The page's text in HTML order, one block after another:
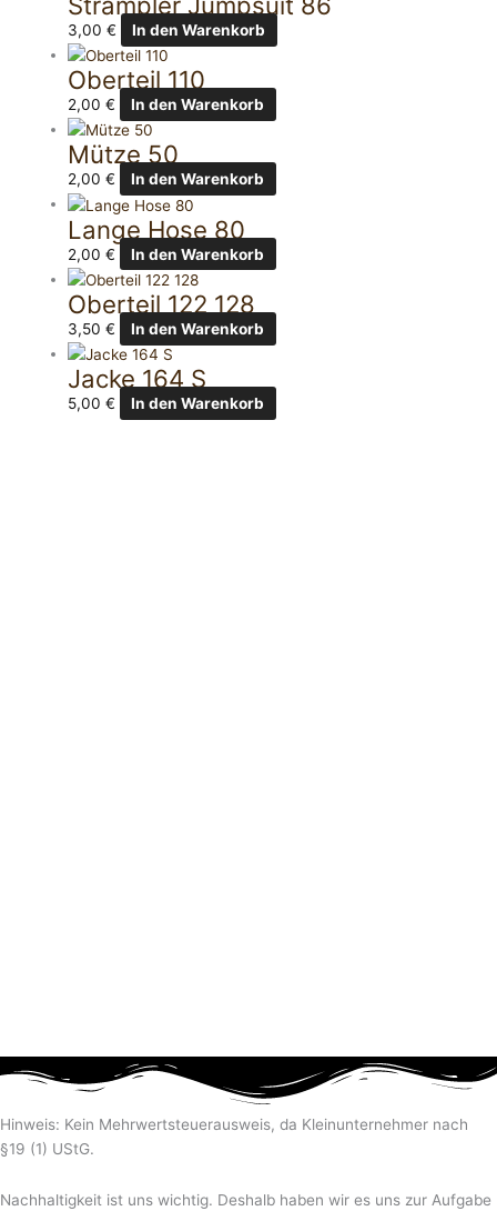
3,00€ In den Warenkorb
Oberteil 110
2,00€ In den Warenkorb
Mütze 50
2,00€ In den Warenkorb
Lange Hose 80
2,00€ In den Warenkorb
Oberteil 122 128
3,50€ In den Warenkorb
Jacke 164 S
5,00€ In den Warenkorb
Hinweis: Kein Mehrwertsteuerausweis, da Kleinunternehmer nach
§19 (1) UStG.
Nachhaltigkeit ist uns wichtig. Deshalb haben wir es uns zur Aufgabe